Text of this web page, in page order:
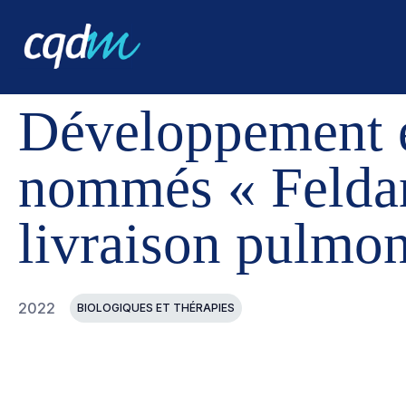
CQDM RÉALISATIONS
Développement
nommés «
livraison
2022 BIOLOGIQUES ET THÉRAPIES